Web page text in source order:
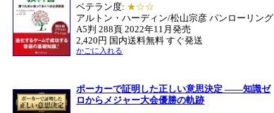
ベテラン度: ★☆☆
アルトン・ハーディン/松山宗彦 パンローリング
A5判 288頁 2022年11月発売
2,420円 国内送料無料 すぐ発送
かごに入れる
ポーカーで証明した正しい意思決定 ――知識ゼ
ロからメジャー大会優勝の軌跡